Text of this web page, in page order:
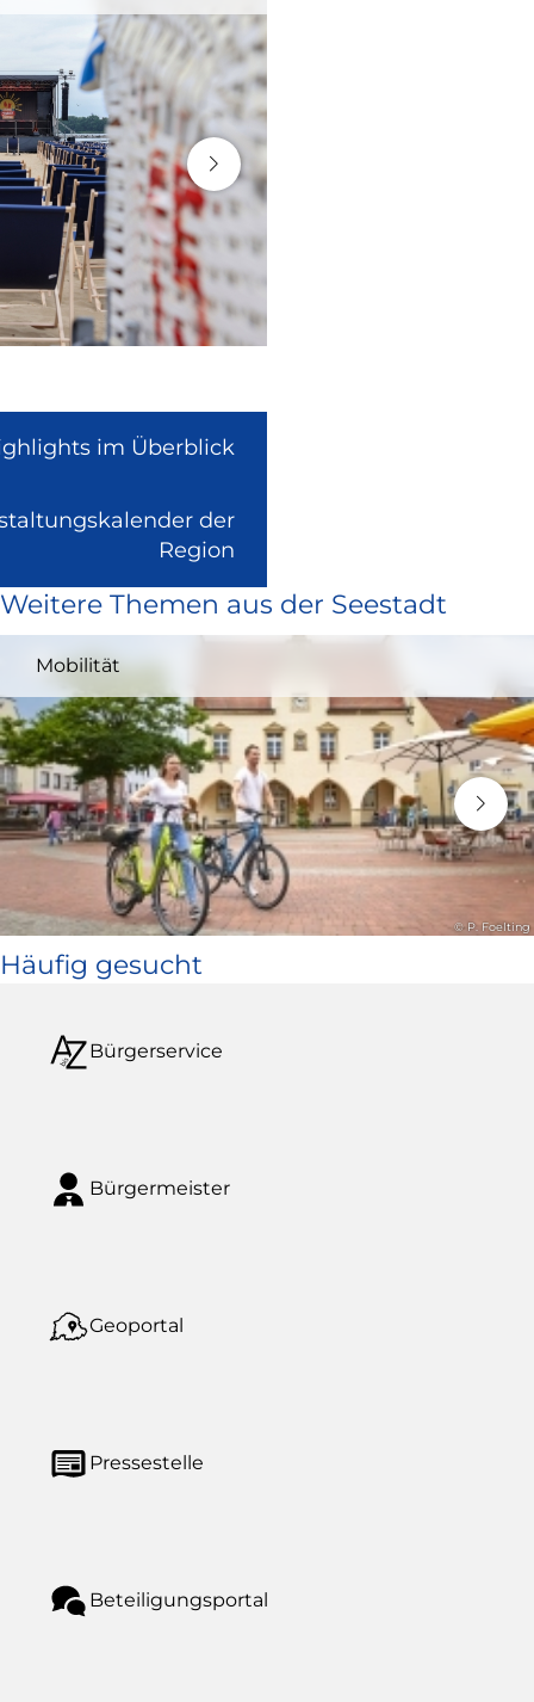
im Überblick
der
Region
extern
und
in
neuem
Fenster)
Weitere Themen aus der Seestadt
Mobilität
© P. Foelting
Häufig gesucht
Bürgerservice
Bürgermeister
Geoportal
Pressestelle
Beteiligungsportal